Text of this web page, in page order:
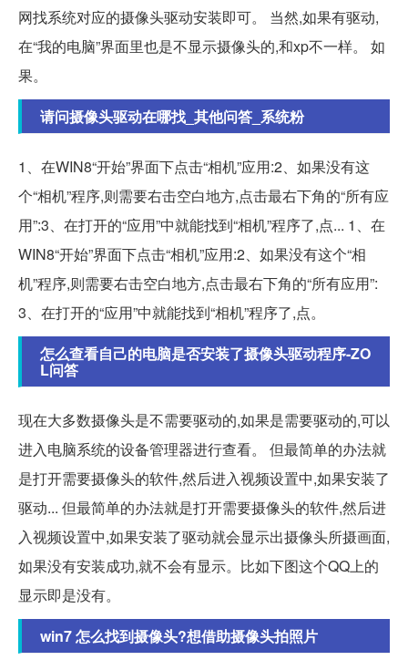
网找系统对应的摄像头驱动安装即可。 当然,如果有驱动,
在“我的电脑”界面里也是不显示摄像头的,和xp不一样。 如
果。
请问摄像头驱动在哪找_其他问答_系统粉
1、在WIN8“开始”界面下点击“相机”应用:2、如果没有这
个“相机”程序,则需要右击空白地方,点击最右下角的“所有应
用”:3、在打开的“应用”中就能找到“相机”程序了,点... 1、在
WIN8“开始”界面下点击“相机”应用:2、如果没有这个“相
机”程序,则需要右击空白地方,点击最右下角的“所有应用”:
3、在打开的“应用”中就能找到“相机”程序了,点。
怎么查看自己的电脑是否安装了摄像头驱动程序-ZO
L问答
现在大多数摄像头是不需要驱动的,如果是需要驱动的,可以
进入电脑系统的设备管理器进行查看。 但最简单的办法就
是打开需要摄像头的软件,然后进入视频设置中,如果安装了
驱动... 但最简单的办法就是打开需要摄像头的软件,然后进
入视频设置中,如果安装了驱动就会显示出摄像头所摄画面,
如果没有安装成功,就不会有显示。比如下图这个QQ上的
显示即是没有。
win7 怎么找到摄像头?想借助摄像头拍照片